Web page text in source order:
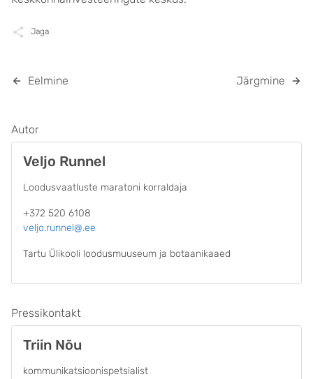
Jaga
Eelmine Järgmine
Autor
Veljo Runnel
Loodusvaatluste maratoni korraldaja
+372 520 6108
veljo.runnel@.ee
Tartu Ülikooli loodusmuuseum ja botaanikaaed
Pressikontakt
Triin Nõu
kommunikatsioonispetsialist